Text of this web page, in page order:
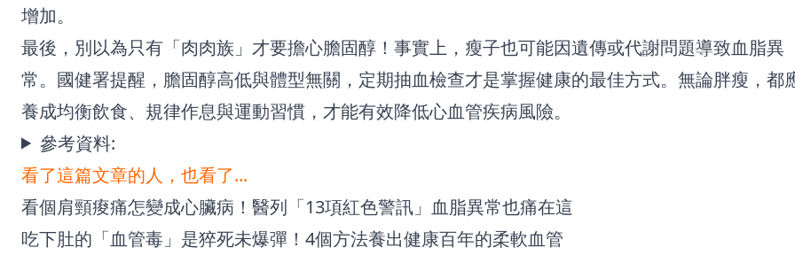
增加。
最後，別以為只有「肉肉族」才要擔心膽固醇！事實上，瘦子也可能因遺傳或代謝問題導致血脂異
常。國健署提醒，膽固醇高低與體型無關，定期抽血檢查才是掌握健康的最佳方式。無論胖瘦，都
養成均衡飲食、規律作息與運動習慣，才能有效降低心血管疾病風險。
參考資料:
看了這篇文章的人，也看了...
看個肩頸痠痛怎變成心臟病！醫列「13項紅色警訊」血脂異常也痛在這
吃下肚的「血管毒」是猝死未爆彈！4個方法養出健康百年的柔軟血管